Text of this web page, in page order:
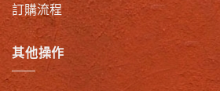
訂購流程
其他操作